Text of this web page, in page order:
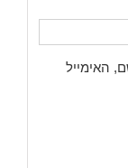
האימייל